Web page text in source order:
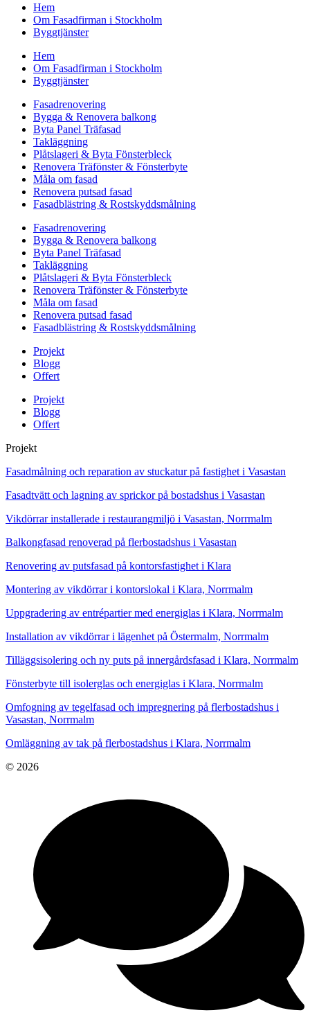
Hem
Om Fasadfirman i Stockholm
Byggtjänster
Hem
Om Fasadfirman i Stockholm
Byggtjänster
Fasadrenovering
Bygga & Renovera balkong
Byta Panel Träfasad
Takläggning
Plåtslageri & Byta Fönsterbleck
Renovera Träfönster & Fönsterbyte
Måla om fasad
Renovera putsad fasad
Fasadblästring & Rostskyddsmålning
Fasadrenovering
Bygga & Renovera balkong
Byta Panel Träfasad
Takläggning
Plåtslageri & Byta Fönsterbleck
Renovera Träfönster & Fönsterbyte
Måla om fasad
Renovera putsad fasad
Fasadblästring & Rostskyddsmålning
Projekt
Blogg
Offert
Projekt
Blogg
Offert
Projekt
Fasadmålning och reparation av stuckatur på fastighet i Vasastan
Fasadtvätt och lagning av sprickor på bostadshus i Vasastan
Vikdörrar installerade i restaurangmiljö i Vasastan, Norrmalm
Balkongfasad renoverad på flerbostadshus i Vasastan
Renovering av putsfasad på kontorsfastighet i Klara
Montering av vikdörrar i kontorslokal i Klara, Norrmalm
Uppgradering av entrépartier med energiglas i Klara, Norrmalm
Installation av vikdörrar i lägenhet på Östermalm, Norrmalm
Tilläggsisolering och ny puts på innergårdsfasad i Klara, Norrmalm
Fönsterbyte till isolerglas och energiglas i Klara, Norrmalm
Omfogning av tegelfasad och impregnering på flerbostadshus i
Vasastan, Norrmalm
Omläggning av tak på flerbostadshus i Klara, Norrmalm
© 2026